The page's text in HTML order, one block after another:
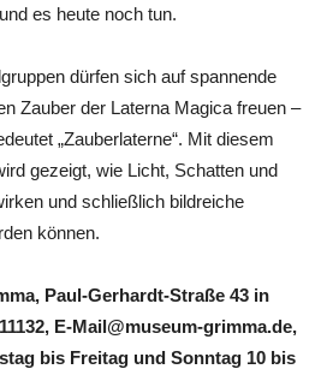
es heute noch tun.
dürfen sich auf spannende
Zauber der Laterna Magica freuen –
„Zauberlaterne“. Mit diesem
gezeigt, wie Licht, Schatten und
und schließlich bildreiche
können.
Paul-Gerhardt-Straße 43 in
E-Mail@museum-grimma.de,
bis Freitag und Sonntag 10 bis